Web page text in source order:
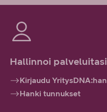
Hallinnoi palveluitasi
Kirjaudu YritysDNA:han
Hanki tunnukset